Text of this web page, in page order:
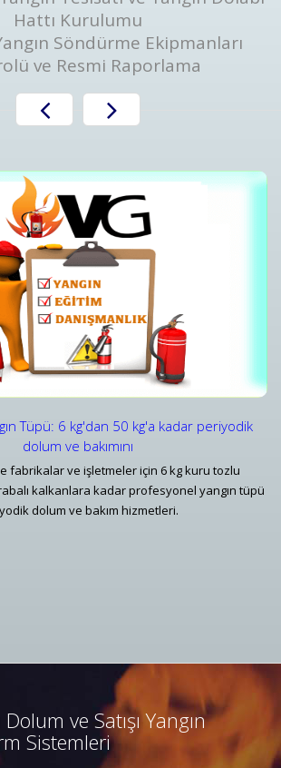
Hattı Kurulumu
Söndürme Ekipmanları
ve Resmi Raporlama
Tüpü: 6 kg'dan 50 kg'a kadar periyodik
dolum ve bakımını
fabrikalar ve işletmeler için 6 kg kuru tozlu
kalkanlara kadar profesyonel yangın tüpü
dolum ve bakım hizmetleri.
Algılama ve Alarm Bakım ve Kontrolleri
Algılama ve Alarm Sistemi Bakımı | Periyodik
Detaylar
ve Satışı Yangın
Sistemleri
Bursa adresli ve konvansiyonel
yangın alarm sistemleri
projelendirme, duman, ısı,
kombine dedektörler, kontrol
panelleri ve yangın butonları
satış, bakım, montajı.